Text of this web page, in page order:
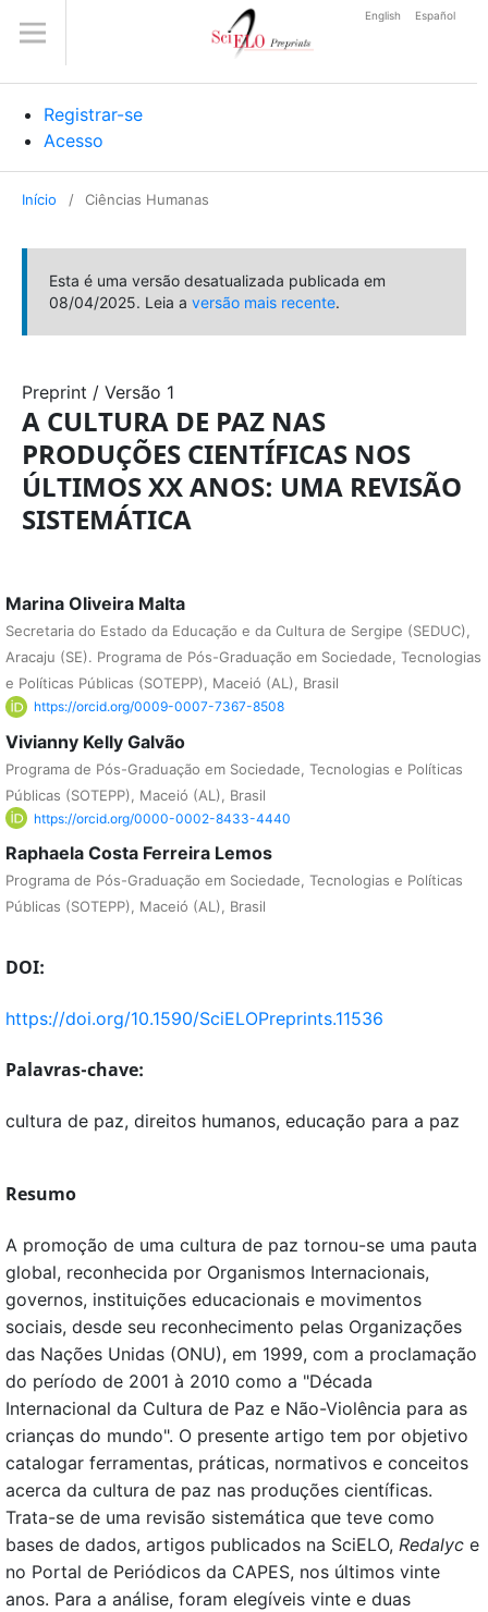
Registrar-se
Acesso
English Español
Início / Ciências Humanas
Esta é uma versão desatualizada publicada em
08/04/2025. Leia a versão mais recente.
Preprint / Versão 1
A CULTURA DE PAZ NAS
PRODUÇÕES CIENTÍFICAS NOS
ÚLTIMOS XX ANOS: UMA REVISÃO
SISTEMÁTICA
Marina Oliveira Malta
Secretaria do Estado da Educação e da Cultura de Sergipe (SEDUC),
Aracaju (SE). Programa de Pós-Graduação em Sociedade, Tecnologias
e Políticas Públicas (SOTEPP), Maceió (AL), Brasil
https://orcid.org/0009-0007-7367-8508
Vivianny Kelly Galvão
Programa de Pós-Graduação em Sociedade, Tecnologias e Políticas
Públicas (SOTEPP), Maceió (AL), Brasil
https://orcid.org/0000-0002-8433-4440
Raphaela Costa Ferreira Lemos
Programa de Pós-Graduação em Sociedade, Tecnologias e Políticas
Públicas (SOTEPP), Maceió (AL), Brasil
DOI:
https://doi.org/10.1590/SciELOPreprints.11536
Palavras-chave:
cultura de paz, direitos humanos, educação para a paz
Resumo
A promoção de uma cultura de paz tornou-se uma pauta
global, reconhecida por Organismos Internacionais,
governos, instituições educacionais e movimentos
sociais, desde seu reconhecimento pelas Organizações
das Nações Unidas (ONU), em 1999, com a proclamação
do período de 2001 à 2010 como a "Década
Internacional da Cultura de Paz e Não-Violência para as
crianças do mundo". O presente artigo tem por objetivo
catalogar ferramentas, práticas, normativos e conceitos
acerca da cultura de paz nas produções científicas.
Trata-se de uma revisão sistemática que teve como
bases de dados, artigos publicados na SciELO, Redalyc e
no Portal de Periódicos da CAPES, nos últimos vinte
anos. Para a análise, foram elegíveis vinte e duas